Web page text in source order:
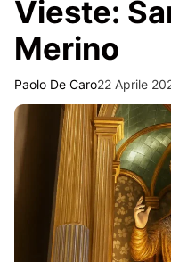
Vieste:
Merino
Paolo De Caro22 Aprile